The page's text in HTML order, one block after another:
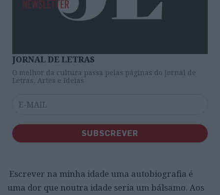
JORNAL DE LETRAS
O melhor da cultura passa pelas páginas do Jornal de
Letras, Artes e Ideias
SUBSCREVER
Escrever na minha idade uma autobiografia é
uma dor que noutra idade seria um bálsamo. Aos